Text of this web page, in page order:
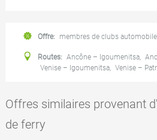
Offre: membres de clubs
Routes: Ancône – Igoumenitsa,
Venise – Igoumenitsa, Venise –
Offres similaires provenant
de ferry